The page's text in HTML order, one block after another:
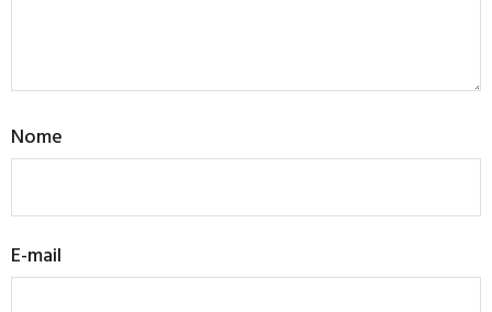
Nome
E-mail